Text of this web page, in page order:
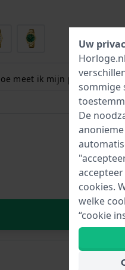
meet ik mijn polsmaat?
Uw
sommige
De
cookies.
welke
“cookie